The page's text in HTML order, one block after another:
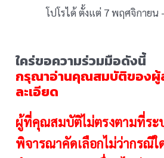
โปโรได้ ตั้งแต่ 7 พฤศจิกายน
ใคร่ขอความร่วมมือดังนี้
กรุณาอ่านคุณสมบัติของผู้
ละเอียด
ผู้ที่คุณสมบัติไม่ตรงตามที่ระ
พิจารณาคัดเลือกไม่ว่ากรณีใ